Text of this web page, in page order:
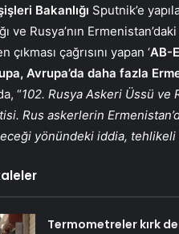
Bakanlığı Sputnik’e
ve Rusya’nın
çıkması çağrısını yapan ‘AB-
Avrupa’da daha fazla
“102. Rusya Askeri Üssü ve
Rus askerlerin
yönündeki iddia,
Termometreler kırk